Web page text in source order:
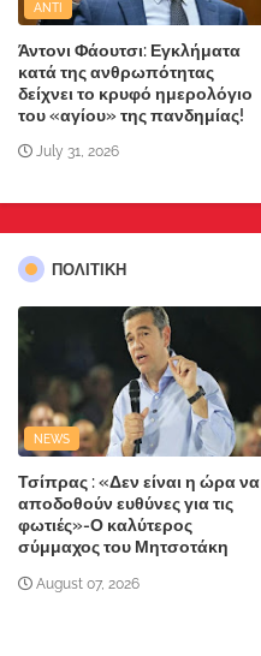
ANTI
Άντονι Φάουτσι: Εγκλήματα
κατά της ανθρωπότητας
δείχνει το κρυφό ημερολόγιο
του «αγίου» της πανδημίας!
July 31, 2026
ΠΟΛΙΤΙΚΗ
NEWS
Τσίπρας : «Δεν είναι η ώρα να
αποδοθούν ευθύνες για τις
φωτιές»-Ο καλύτερος
σύμμαχος του Μητσοτάκη
August 07, 2026